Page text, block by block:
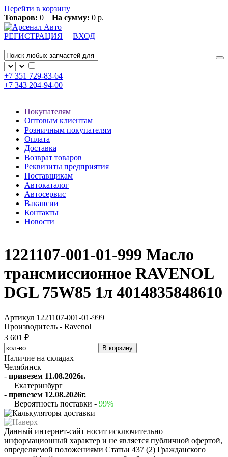
Перейти в корзину
Товаров: 0 На сумму: 0 р.
РЕГИСТРАЦИЯ ВХОД
+7 351 729-83-64
+7 343 204-94-00
Покупателям
Оптовым клиентам
Розничным покупателям
Оплата
Доставка
Возврат товаров
Реквизиты предприятия
Поставщикам
Автокаталог
Автосервис
Вакансии
Контакты
Новости
1221107-001-01-999 Масло
трансмиссионное RAVENOL
DGL 75W85 1л 4014835848610
Артикул 1221107-001-01-999
Производитель - Ravenol
3 601 ₽
Наличие на складах
Челябинск
- привезем 11.08.2026г.
Екатеринбург
- привезем 12.08.2026г.
Вероятность поставки - 99%
Данный интернет-сайт носит исключительно
информационный характер и не является публичной офертой,
определяемой положениями Статьи 437 (2) Гражданского